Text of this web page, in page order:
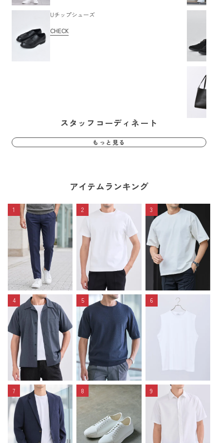
Uチップシューズ
CHECK
スタッフコーディネート
もっと見る
アイテムランキング
1 2 3
4 5 6
7 8 9